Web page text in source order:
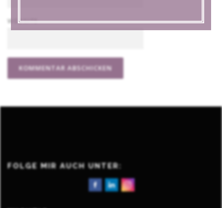
WEBSITE
FOLGE MIR AUCH UNTER: